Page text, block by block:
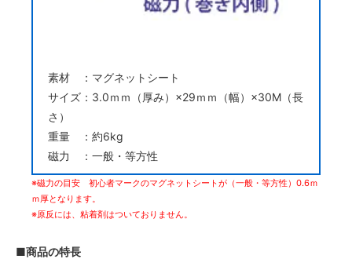
素材 ：マグネットシート
サイズ：3.0ｍｍ（厚み）×29ｍｍ（幅）×30M（長
さ）
重量 ：約6kg
磁力 ：一般・等方性
※磁力の目安 初心者マークのマグネットシートが（一般・等方性）0.6ｍ
ｍ厚となります。
※原反には、粘着剤はついておりません。
■商品の特長